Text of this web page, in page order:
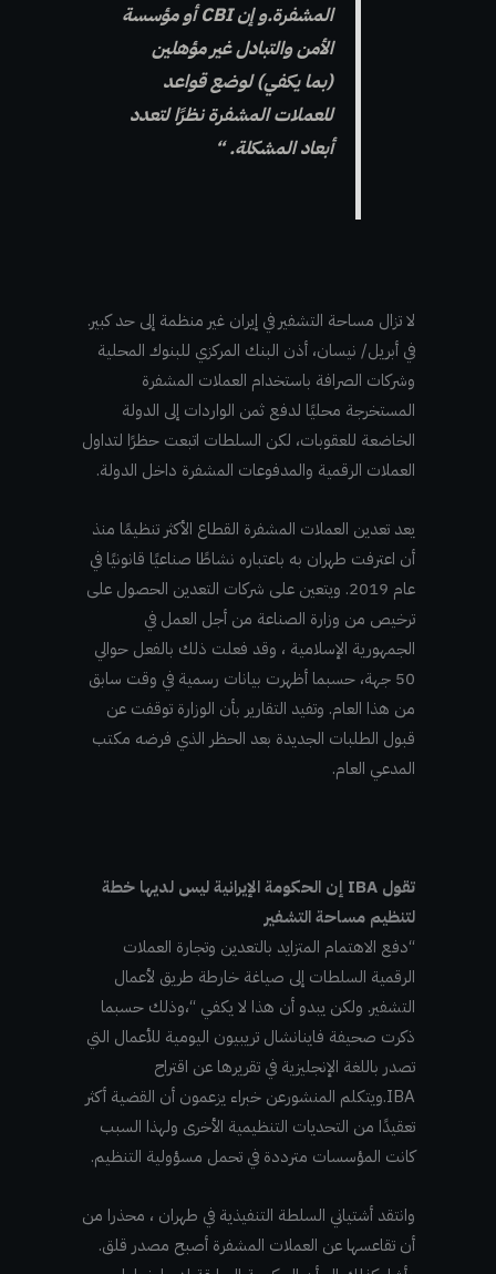
المشفرة.و إن CBI أو مؤسسة
الأمن والتبادل غير مؤهلين
(بما يكفي) لوضع قواعد
للعملات المشفرة نظرًا لتعدد
أبعاد المشكلة. “
لا تزال مساحة التشفير في إيران غير منظمة إلى حد كبير.
في أبريل/ نيسان، أذن البنك المركزي للبنوك المحلية
وشركات الصرافة باستخدام العملات المشفرة
المستخرجة محليًا لدفع ثمن الواردات إلى الدولة
الخاضعة للعقوبات، لكن السلطات اتبعت حظرًا لتداول
العملات الرقمية والمدفوعات المشفرة داخل الدولة.
يعد تعدين العملات المشفرة القطاع الأكثر تنظيمًا منذ
أن اعترفت طهران به باعتباره نشاطًا صناعيًا قانونيًا في
عام 2019. ويتعين على شركات التعدين الحصول على
ترخيص من وزارة الصناعة من أجل العمل في
الجمهورية الإسلامية ، وقد فعلت ذلك بالفعل حوالي
50 جهة، حسبما أظهرت بيانات رسمية في وقت سابق
من هذا العام. وتفيد التقارير بأن الوزارة توقفت عن
قبول الطلبات الجديدة بعد الحظر الذي فرضه مكتب
المدعي العام.
تقول IBA إن الحكومة الإيرانية ليس لديها خطة
لتنظيم مساحة التشفير
“دفع الاهتمام المتزايد بالتعدين وتجارة العملات
الرقمية السلطات إلى صياغة خارطة طريق لأعمال
التشفير. ولكن يبدو أن هذا لا يكفي “،وذلك حسبما
ذكرت صحيفة فاينانشال تريبيون اليومية للأعمال التي
تصدر باللغة الإنجليزية في تقريرها عن اقتراح
IBA. ويتكلم المنشورعن خبراء يزعمون أن القضية أكثر
تعقيدًا من التحديات التنظيمية الأخرى ولهذا السبب
كانت المؤسسات مترددة في تحمل مسؤولية التنظيم.
وانتقد أشتياني السلطة التنفيذية في طهران ، محذرا من
أن تقاعسها عن العملات المشفرة أصبح مصدر قلق.